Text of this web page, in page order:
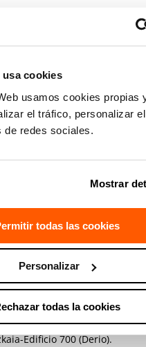
usa cookies
usamos cookies propias
el tráfico, personalizar
de redes sociales.
Mostrar
todas las cookies
Personalizar
todas la cookies
y azules representan
de la red. De hecho,
como usuarios maliciosos
como el centro de
en el que se
la bandera”, todos
rojo ejecutando un
actualmente implementando
tanto eldominio IT como el
eléctrica desde el laboratorio
instalaciones de
de ciberseguridad
de TECNALIA en
Edificio 700 (Derio).